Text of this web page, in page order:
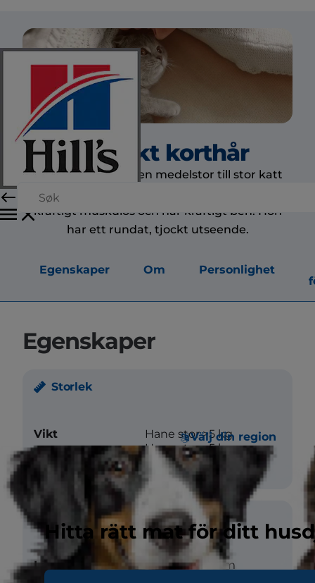
Välj din region
Hitta rätt mat för ditt
Brittiskt korthår
Brittisk korthår är en medelstor till stor katt
och hon är en mycket kraftfull katt. Hon är
kraftigt muskulös och har kraftigt ben. Hon
har ett rundat, tjockt utseende.
Egenskaper Om
Personlighet
Egenskaper
Storlek
Vikt
Hane stor >5 kg
Hona stor >5 kg
Längd Kort till Medium